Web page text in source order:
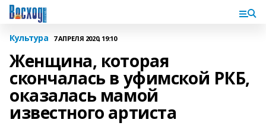
Культура 7 АПРЕЛЯ 2020, 19:10
Женщина, которая
скончалась в уфимской РКБ,
оказалась мамой
известного артиста